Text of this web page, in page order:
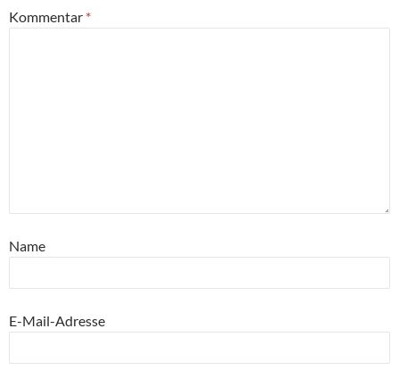
Kommentar *
Name
E-Mail-Adresse